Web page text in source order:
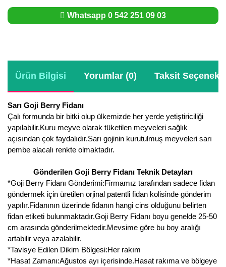
Whatsapp 0 542 251 09 03
Ürün Bilgisi Yorumlar (0) Taksit
Sarı Goji Berry Fidanı
Çalı formunda bir bitki olup ülkemizde her yerde yetiştiriciliği
yapılabilir.Kuru meyve olarak tüketilen meyveleri sağlık
açısından çok faydalıdır.Sarı gojinin kurutulmuş meyveleri sarı
pembe alacalı renkte olmaktadır.
Gönderilen Goji Berry Fidanı Teknik Detayları
*Goji Berry Fidanı Gönderimi:Firmamız tarafından sadece fidan
göndermek için üretilen orjinal patentli fidan kolisinde gönderim
yapılır.Fidanının üzerinde fidanın hangi cins olduğunu belirten
fidan etiketi bulunmaktadır.Goji Berry Fidanı boyu genelde 25-50
cm arasında gönderilmektedir.Mevsime göre bu boy aralığı
artabilir veya azalabilir.
*Tavisye Edilen Dikim Bölgesi:Her rakım
*Hasat Zamanı:Ağustos ayı içerisinde.Hasat rakıma ve bölgeye